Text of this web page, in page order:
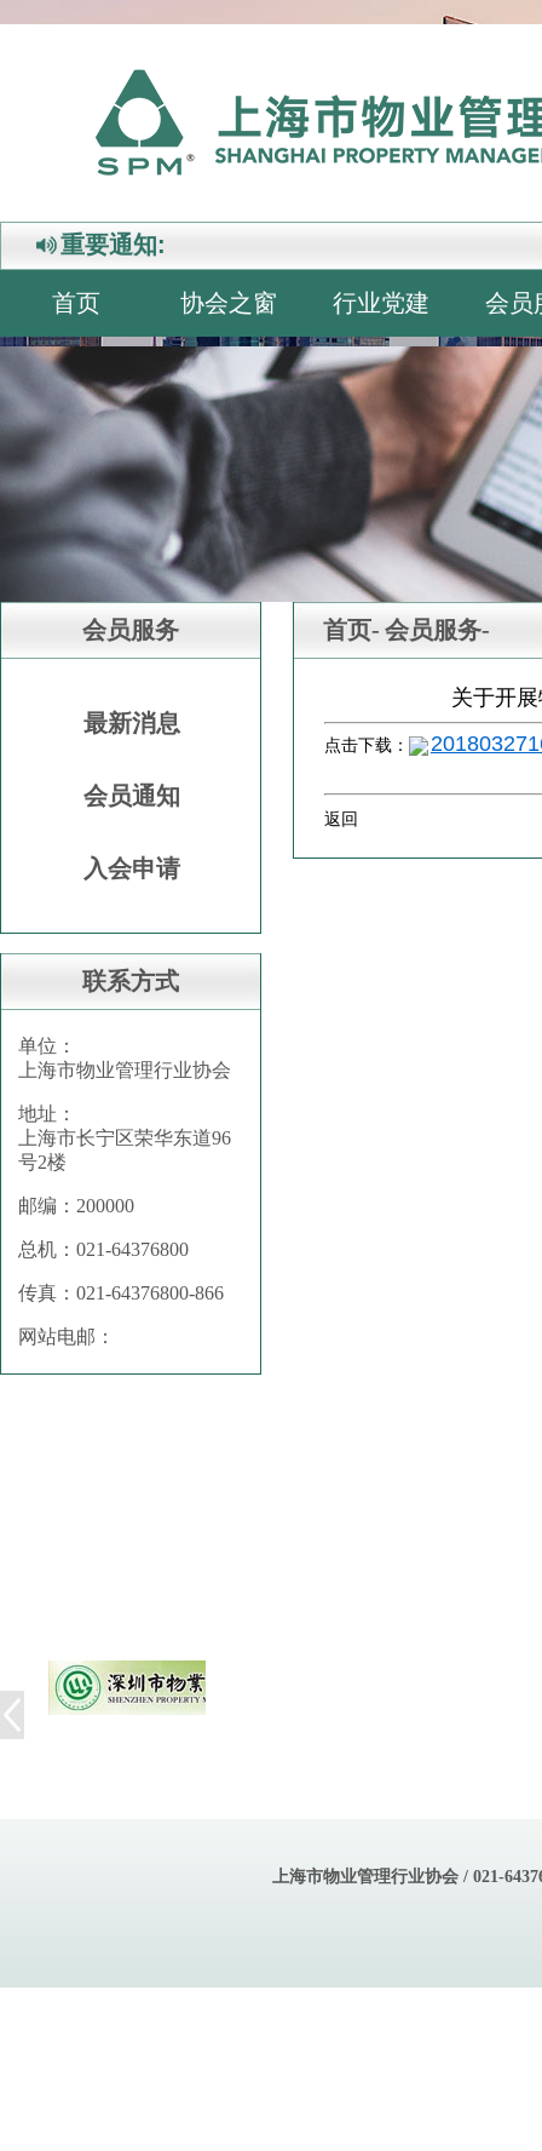
重要通知:
首页 协会之窗 行业党建 会员
会员服务
最新消息
会员通知
入会申请
联系方式
单位：
上海市物业管理行业协会
地址：
上海市长宁区荣华东道96
号2楼
邮编：200000
总机：021-64376800
传真：021-64376800-866
网站电邮：
首页- 会员服务-
关于开
点击下载：
返回
上海市物业管理行业协会 / 021-